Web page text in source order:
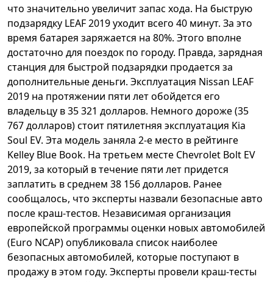
что значительно увеличит запас хода. На быструю
подзарядку LEAF 2019 уходит всего 40 минут. За это
время батарея заряжается на 80%. Этого вполне
достаточно для поездок по городу. Правда, зарядная
станция для быстрой подзарядки продается за
дополнительные деньги. Эксплуатация Nissan LEAF
2019 на протяжении пяти лет обойдется его
владельцу в 35 321 долларов. Немного дороже (35
767 долларов) стоит пятилетняя эксплуатация Kia
Soul EV. Эта модель заняла 2-е место в рейтинге
Kelley Blue Book. На третьем месте Chevrolet Bolt EV
2019, за который в течение пяти лет придется
заплатить в среднем 38 156 долларов. Ранее
сообщалось, что эксперты назвали безопасные авто
после краш-тестов. Независимая организация
европейской программы оценки новых автомобилей
(Euro NCAP) опубликовала список наиболее
безопасных автомобилей, которые поступают в
продажу в этом году. Эксперты провели краш-тесты